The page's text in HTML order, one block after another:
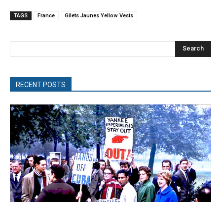
TAGS France Gilets Jaunes Yellow Vests
Search
RECENT POSTS